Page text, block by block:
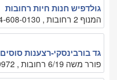
גולדפיש חנות חיות רחובות
המנוף 2 רחובות , 054-608-0130
גד בורבינסקי-רצענות סוסים
פורר משה 6/19 רחובות , 0574229972